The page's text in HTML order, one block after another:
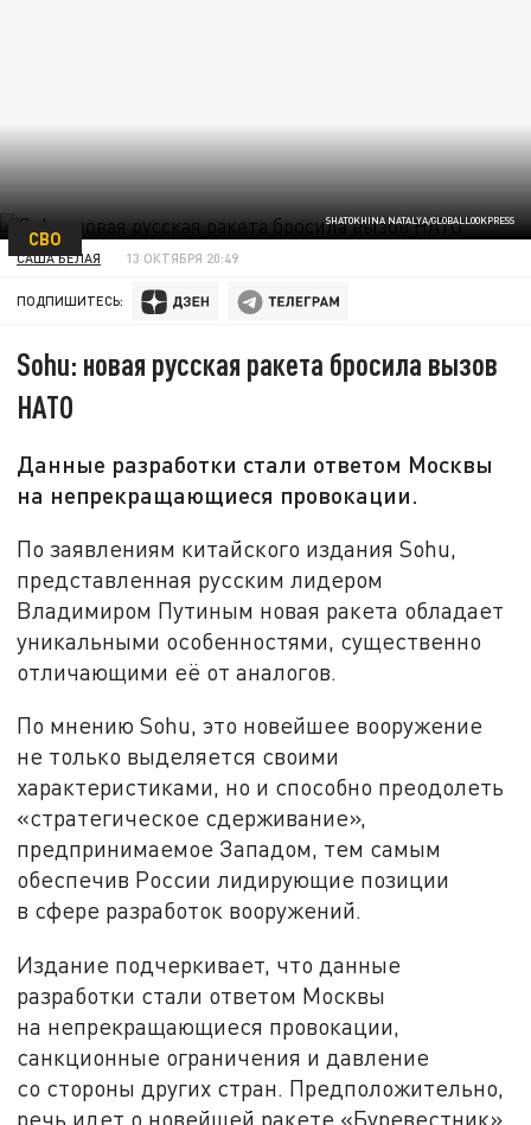
SHATOKHINA NATALYA/GLOBALLOOKPRESS
СВО
САША БЕЛАЯ 13 ОКТЯБРЯ 20:49
ПОДПИШИТЕСЬ:
Sohu: новая русская ракета бросила вызов
НАТО
Данные разработки стали ответом Москвы
на непрекращающиеся провокации.
По заявлениям китайского издания Sohu,
представленная русским лидером
Владимиром Путиным новая ракета обладает
уникальными особенностями, существенно
отличающими её от аналогов.
По мнению Sohu, это новейшее вооружение
не только выделяется своими
характеристиками, но и способно преодолеть
«стратегическое сдерживание»,
предпринимаемое Западом, тем самым
обеспечив России лидирующие позиции
в сфере разработок вооружений.
Издание подчеркивает, что данные
разработки стали ответом Москвы
на непрекращающиеся провокации,
санкционные ограничения и давление
со стороны других стран. Предположительно,
речь идет о новейшей ракете «Буревестник».